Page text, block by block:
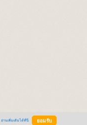
อ่านเพิ่มเติมได้ที่นี่